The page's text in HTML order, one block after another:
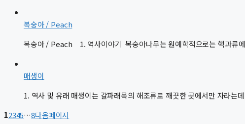
복숭아 / Peach
복숭아 / Peach 1. 역사이야기 복숭아나무는 원예학적으로는 핵과류
매생이
1. 역사 및 유래 매생이는 갈파래목의 해조류로 깨끗한 곳에서만 자라는
12345…8다음페이지